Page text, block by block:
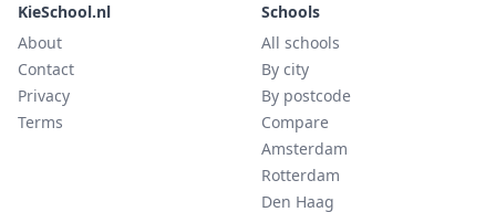
KieSchool.nl
About
Contact
Privacy
Terms
Schools
All schools
By city
By postcode
Compare
Amsterdam
Rotterdam
Den Haag